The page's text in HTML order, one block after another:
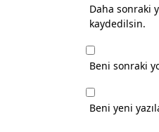
Daha sonraki
kaydedilsin.
Beni sonraki
Beni yeni